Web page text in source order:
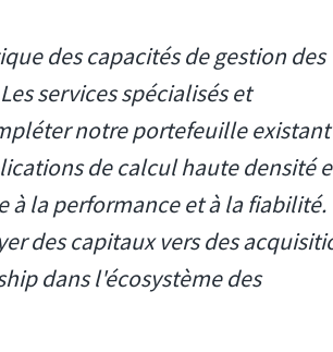
des capacités de gestion des
services spécialisés et
notre portefeuille
de calcul haute densité
à la performance et à la fiabilité.
des capitaux vers des
dans l'écosystème des